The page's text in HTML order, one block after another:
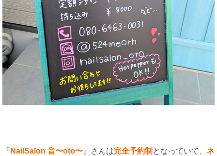
『 NailSalon 音〜oto〜 』さんは完全予約制 となっていて、 ネ